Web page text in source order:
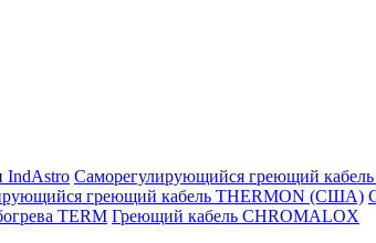
IndAstro Саморегулирующийся греющий
греющий кабель THERMON (США)
TERM Греющий кабель CHROMALOX